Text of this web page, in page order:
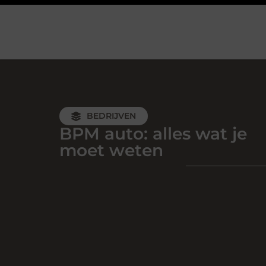
BEDRIJVEN
BPM auto: alles wat je
moet weten